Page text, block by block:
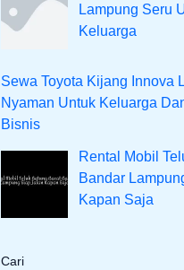
Lampung Seru
Keluarga
Sewa Toyota Kijang Innova
Nyaman Untuk Keluarga
Bisnis
Rental Mobil
Bandar
Kapan Saja
Cari